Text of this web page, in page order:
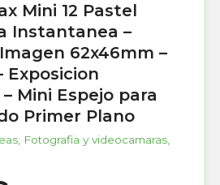
Mini 12 Pastel
Instantanea –
62x46mm –
Exposicion
Mini Espejo para
Primer Plano
, Fotografia y videocamaras,